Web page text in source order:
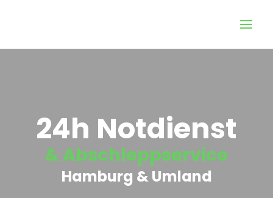
24h Notdienst
& Abschleppservice
Hamburg & Umland